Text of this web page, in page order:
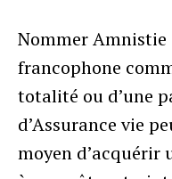
Nommer
francophone
totalité ou d’une
d’Assurance vie
moyen